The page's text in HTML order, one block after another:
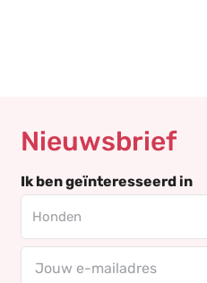
Nieuwsbrief
Ik ben geïnteresseerd in